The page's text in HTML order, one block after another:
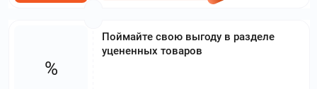
Поймайте свою выгоду в разделе
уцененных товаров
%